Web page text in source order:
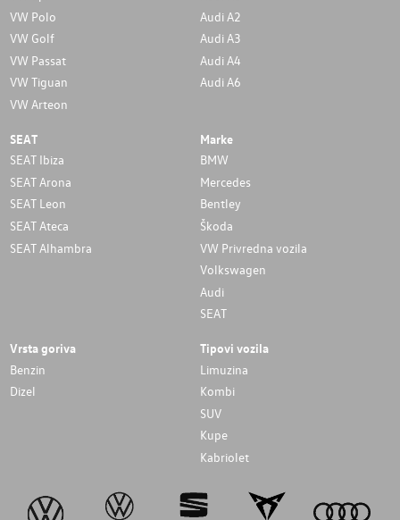
VW Polo
VW Golf
VW Passat
VW Tiguan
VW Arteon
Audi A2
Audi A3
Audi A4
Audi A6
SEAT
SEAT Ibiza
SEAT Arona
SEAT Leon
SEAT Ateca
SEAT Alhambra
Marke
BMW
Mercedes
Bentley
Škoda
VW Privredna vozila
Volkswagen
Audi
SEAT
Vrsta goriva
Benzin
Dizel
Tipovi vozila
Limuzina
Kombi
SUV
Kupe
Kabriolet